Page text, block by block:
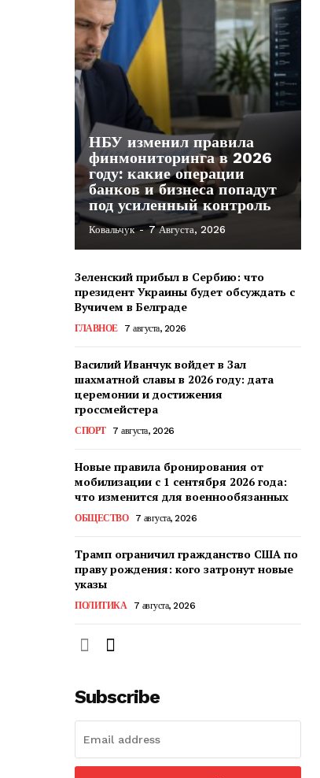
НБУ изменил правила
финмониторинга в 2026
году: какие операции
банков и бизнеса попадут
под усиленный контроль
Ковальчук - 7 Августа, 2026
Зеленский прибыл в Сербию: что
президент Украины будет обсуждать с
Вучичем в Белграде
ГЛАВНОЕ 7 августа, 2026
Василий Иванчук войдет в Зал
шахматной славы в 2026 году: дата
церемонии и достижения
гроссмейстера
СПОРТ 7 августа, 2026
Новые правила бронирования от
мобилизации с 1 сентября 2026 года:
что изменится для военнообязанных
ОБЩЕСТВО 7 августа, 2026
Трамп ограничил гражданство США по
праву рождения: кого затронут новые
указы
ПОЛИТИКА 7 августа, 2026
Subscribe